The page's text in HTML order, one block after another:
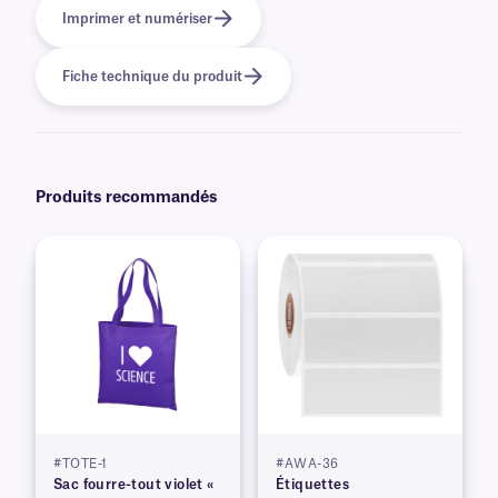
Imprimer et numériser
Fiche technique du produit
Produits recommandés
#TOTE-1
Sac fourre-tout violet «
#AWA-36
Étiquettes